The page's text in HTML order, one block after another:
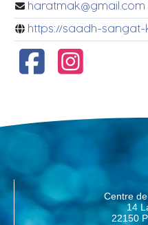
haratmak@gmail.com
https://saadh-
Centre de
14
22150